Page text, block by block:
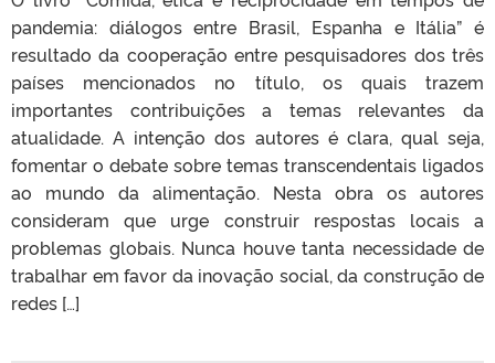
pandemia: diálogos entre Brasil, Espanha e Itália” é
resultado da cooperação entre pesquisadores dos três
países mencionados no título, os quais trazem
importantes contribuições a temas relevantes da
atualidade. A intenção dos autores é clara, qual seja,
fomentar o debate sobre temas transcendentais ligados
ao mundo da alimentação. Nesta obra os autores
consideram que urge construir respostas locais a
problemas globais. Nunca houve tanta necessidade de
trabalhar em favor da inovação social, da construção de
redes […]